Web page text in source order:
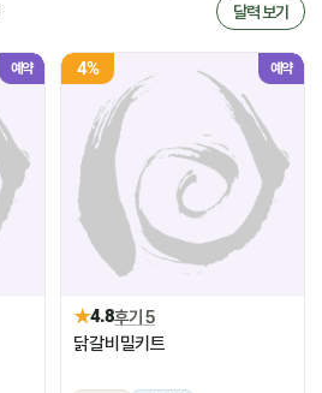
달력 보기
예약 4% 예약
★4.8후기 5
닭갈비밀키트